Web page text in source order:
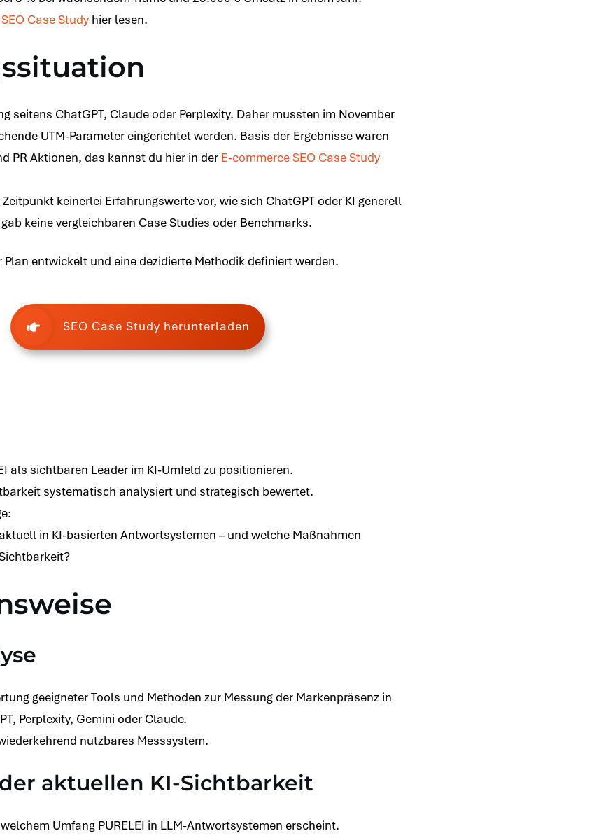
SEO Case Studyhier lesen.
seitens ChatGPT, Claude oder Perplexity. Daher mussten im November
UTM-Parameter eingerichtet werden. Basis der Ergebnisse waren
PR Aktionen, das kannst du hier in der E-commerce SEO Case Study
keinerlei Erfahrungswerte vor, wie sich ChatGPT oder KI generell
keine vergleichbaren Case Studies oder Benchmarks.
entwickelt und eine dezidierte Methodik definiert werden.
SEO Case Study herunterladen
als sichtbaren Leader im KI-Umfeld zu positionieren.
systematisch analysiert und strategisch bewertet.
in KI-basierten Antwortsystemen – und welche Maßnahmen
geeigneter Tools und Methoden zur Messung der Markenpräsenz in
Perplexity, Gemini oder Claude.
nutzbares Messsystem.
aktuellen KI-Sichtbarkeit
Umfang PURELEI in LLM-Antwortsystemen erscheint.